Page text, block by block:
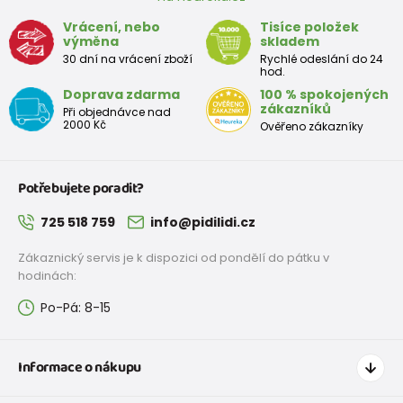
Kalhoty sportovní outdoorové Pidilidi PD1107-09 šedá
od 699 Kč
Skladem
kalhoty sportovní outdoorové, podšité fleezovou podšívkou,
Pidilidi, PD1106-09, šedá
Skladem
kalhoty sportovní outdoorové, podšité fleezovou podšívkou,
Skladem
Pidilidi, PD1121-16, vínová
Vrácení, nebo
výměna
30 dní na vrácení zboží
Tisíce položek
skladem
Rychlé odeslání do 24
hod.
Doprava zdarma
Při objednávce nad
2000 Kč
100 % spokojených
zákazníků
Ověřeno zákazníky
Potřebujete poradit?
725 518 759 info@pidilidi.cz
Zákaznický servis je k dispozici od pondělí do pátku v
hodinách:
Po-Pá: 8-15
Informace o nákupu